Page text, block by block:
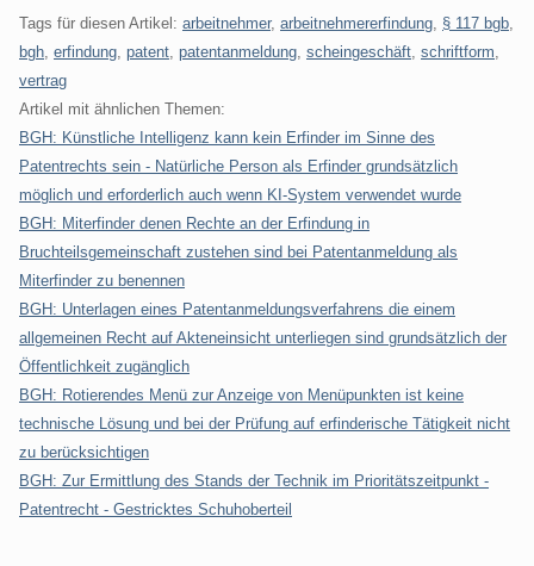
Tags für diesen Artikel: arbeitnehmer, arbeitnehmererfindung § 117 bgb
bgh erfindung patent patentanmeldung scheingeschäft schriftform
vertrag
Artikel mit ähnlichen Themen:
BGH: Künstliche Intelligenz kann kein Erfinder im Sinne des
Patentrechts sein - Natürliche Person als Erfinder grundsätzlich
möglich und erforderlich auch wenn KI-System verwendet wurde
BGH: Miterfinder denen Rechte an der Erfindung in
Bruchteilsgemeinschaft zustehen sind bei Patentanmeldung als
Miterfinder zu benennen
BGH: Unterlagen eines Patentanmeldungsverfahrens die einem
allgemeinen Recht auf Akteneinsicht unterliegen sind grundsätzlich der
Öffentlichkeit zugänglich
BGH: Rotierendes Menü zur Anzeige von Menüpunkten ist keine
technische Lösung und bei der Prüfung auf erfinderische Tätigkeit nicht
zu berücksichtigen
BGH: Zur Ermittlung des Stands der Technik im Prioritätszeitpunkt -
Patentrecht - Gestricktes Schuhoberteil